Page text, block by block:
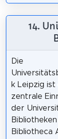
14.
Die
k Leipzig ist
zentrale
der
Bibliotheca